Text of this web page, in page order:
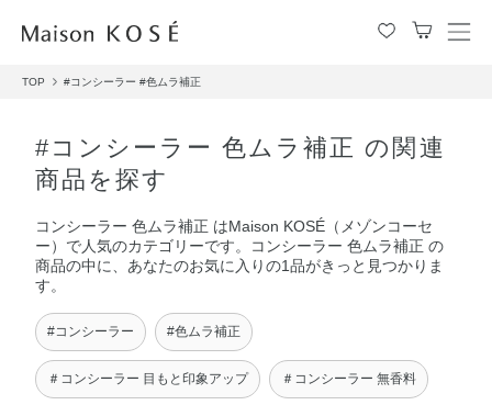
メ
TOP #コンシーラー #色ムラ補正
#コンシーラー 色ムラ補正 の関連
商品を探す
コンシーラー 色ムラ補正 はMaison KOSÉ（メゾンコーセ
ー）で人気のカテゴリーです。コンシーラー 色ムラ補正 の
商品の中に、あなたのお気に入りの1品がきっと見つかりま
す。
#コンシーラー #色ムラ補正
＃コンシーラー 目もと印象アップ ＃コンシーラー 無香料